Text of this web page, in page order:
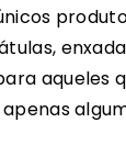
aqueles